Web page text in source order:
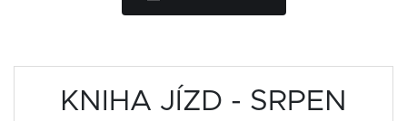
KNIHA JÍZD - SRPEN